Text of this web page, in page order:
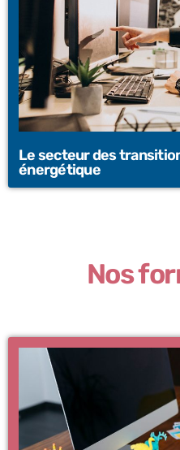
Le secteur des
énergétique
Nos